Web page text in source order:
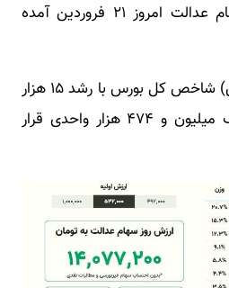
در این گزارش ارزش سهام عدالت امروز ۲۱ فروردین آمده
امروز یکشنبه (۲۱ فروردین) شاخص کل بورس با رشد ۱۵ هزار
و ۳۲۷ واحد روی پله یک میلیون و ۴۷۴ هزار واحدی قرار